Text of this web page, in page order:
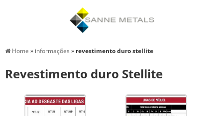
Home » informações » revestimento duro stellite
Revestimento duro Stellite